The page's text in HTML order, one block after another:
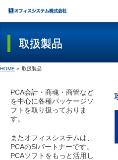
取扱製品
HOME » 取扱製品
PCA会計・商魂・商管など
を中心に各種パッケージソ
フトを取り扱っておりま
す。
またオフィスシステムは、
PCAのSIパートナーです。
PCAソフトをもっと活用し
パッケージ製品
オリジナル製品
ORIGINAL
導入までの流れ
FLOW